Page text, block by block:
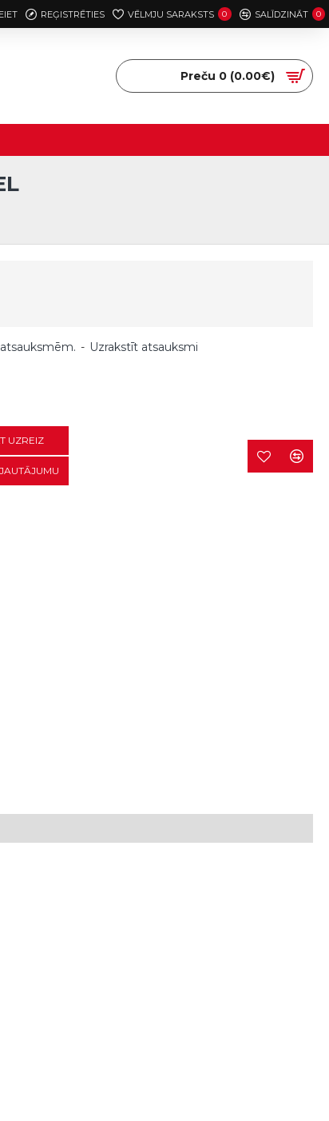
REĢISTRĒTIES VĒLMJU SARAKSTS 0 SALĪDZINĀT 0
Preču 0 (0.00€)
- Uzrakstīt atsauksmi
UZREIZ